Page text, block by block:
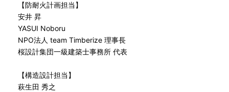
【防耐火計画担当】
安井 昇
YASUI Noboru
NPO法人 team Timberize 理事長
桜設計集団一級建築士事務所 代表
【構造設計担当】
萩生田 秀之